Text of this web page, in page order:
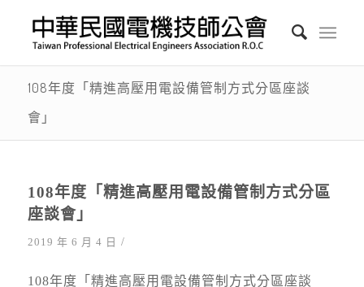
108年度「精進高壓用電設備管制方式分區座談
會」
108年度「精進高壓用電設備管制方式分區
座談會」
2019 年 6 月 4 日 /
108年度「精進高壓用電設備管制方式分區座談